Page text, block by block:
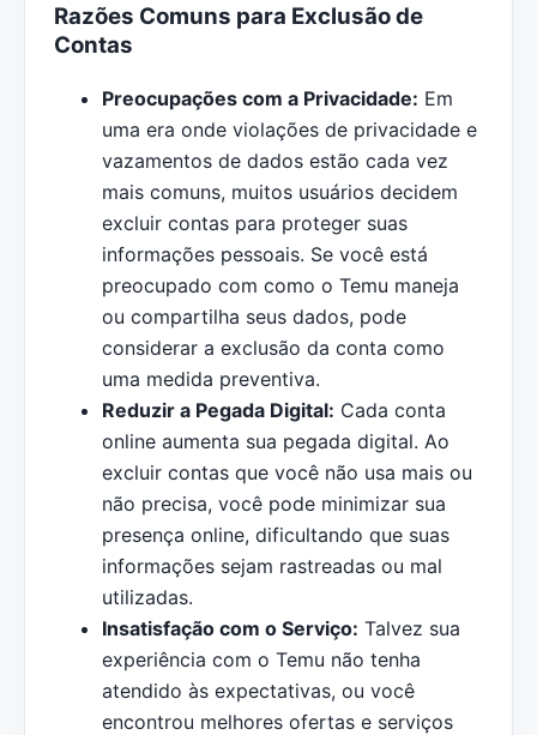
Razões Comuns para Exclusão de
Contas
Preocupações com a Privacidade: Em
uma era onde violações de privacidade e
vazamentos de dados estão cada vez
mais comuns, muitos usuários decidem
excluir contas para proteger suas
informações pessoais. Se você está
preocupado com como o Temu maneja
ou compartilha seus dados, pode
considerar a exclusão da conta como
uma medida preventiva.
Reduzir a Pegada Digital: Cada conta
online aumenta sua pegada digital. Ao
excluir contas que você não usa mais ou
não precisa, você pode minimizar sua
presença online, dificultando que suas
informações sejam rastreadas ou mal
utilizadas.
Insatisfação com o Serviço: Talvez sua
experiência com o Temu não tenha
atendido às expectativas, ou você
encontrou melhores ofertas e serviços